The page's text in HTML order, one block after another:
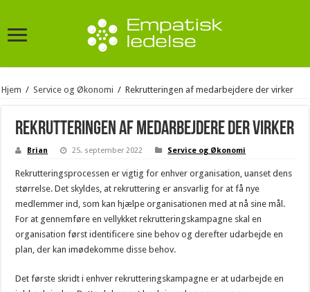
Hjem / Service og Økonomi / Rekrutteringen af medarbejdere der virker
Rekrutteringen af medarbejdere der virker
Brian 25. september 2022 Service og Økonomi
Rekrutteringsprocessen er vigtig for enhver organisation, uanset dens
størrelse. Det skyldes, at rekruttering er ansvarlig for at få nye
medlemmer ind, som kan hjælpe organisationen med at nå sine mål.
For at gennemføre en vellykket rekrutteringskampagne skal en
organisation først identificere sine behov og derefter udarbejde en
plan, der kan imødekomme disse behov.
Det første skridt i enhver rekrutteringskampagne er at udarbejde en